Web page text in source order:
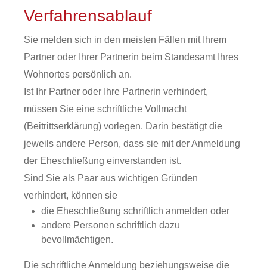
Verfahrensablauf
Sie melden sich in den meisten Fällen mit Ihrem
Partner oder Ihrer Partnerin beim Standesamt Ihres
Wohnortes persönlich an.
Ist Ihr Partner oder Ihre Partnerin verhindert,
müssen Sie eine schriftliche Vollmacht
(Beitrittserklärung) vorlegen. Darin bestätigt die
jeweils andere Person, dass sie mit der Anmeldung
der Eheschließung einverstanden ist.
Sind Sie als Paar aus wichtigen Gründen
verhindert, können sie
die Eheschließung schriftlich anmelden oder
andere Personen schriftlich dazu
bevollmächtigen.
Die schriftliche Anmeldung beziehungsweise die